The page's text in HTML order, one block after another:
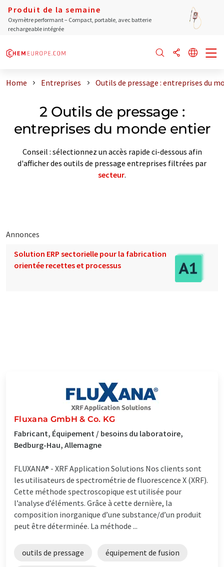
Produit de la semaine
Oxymètre performant – Compact, portable, avec batterie
rechargeable intégrée
Home Entreprises Outils de pressage : entreprises du
2 Outils de pressage :
entreprises du monde entier
Conseil : sélectionnez un accès rapide ci-dessous afin
d'afficher des outils de pressage entreprises filtrées par
secteur.
Annonces
Solution ERP sectorielle pour la fabrication
orientée recettes et processus
Fluxana GmbH & Co. KG
Fabricant, Équipement / besoins du laboratoire,
Bedburg-Hau, Allemagne
FLUXANA® - XRF Application Solutions Nos clients sont
les utilisateurs de spectrométrie de fluorescence X (XRF).
Cette méthode spectroscopique est utilisée pour
l’analyse d’éléments. Grâce à cette dernière, la
composition inorganique d’une substance/d’un produit
peut être déterminée. La méthode ...
outils de pressage équipement de fusion